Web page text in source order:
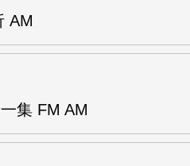
AM
集 FM AM